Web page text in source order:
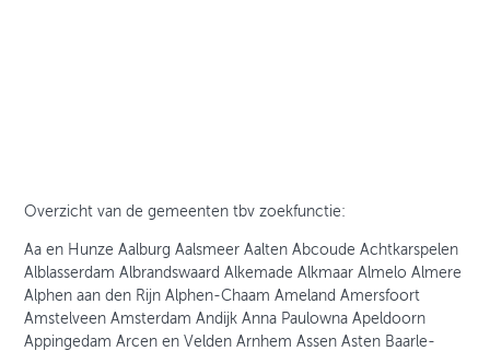
Overzicht van de gemeenten tbv zoekfunctie:
Aa en Hunze Aalburg Aalsmeer Aalten Abcoude Achtkarspelen
Alblasserdam Albrandswaard Alkemade Alkmaar Almelo Almere
Alphen aan den Rijn Alphen-Chaam Ameland Amersfoort
Amstelveen Amsterdam Andijk Anna Paulowna Apeldoorn
Appingedam Arcen en Velden Arnhem Assen Asten Baarle-